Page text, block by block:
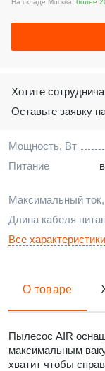
Мощность, Вт
Питание
Максимальный
Длина кабеля
Все характеристики
На складе Москва :более
Хотите
Оставьте заявку
О товаре
Пылесос AIR
максимальным
хватит чтобы